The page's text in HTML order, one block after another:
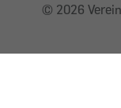
© 2026